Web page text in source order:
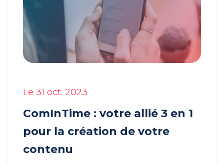
Le 31 oct. 2023
ComInTime : votre allié 3 en 1
pour la création de votre
contenu